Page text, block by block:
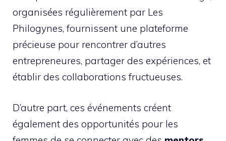
organisées régulièrement par Les
Philogynes, fournissent une plateforme
précieuse pour rencontrer d’autres
entrepreneures, partager des expériences, et
établir des collaborations fructueuses.
D’autre part, ces événements créent
également des opportunités pour les